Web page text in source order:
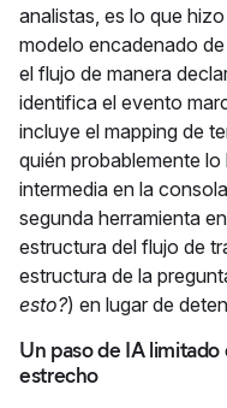
analistas, es lo que
modelo encadenado
el flujo de manera
identifica el evento
incluye el mapping de
quién probablemente
intermedia en la
segunda herramienta
estructura del flujo de
estructura de la
esto?) en lugar de
Un paso de IA
estrecho